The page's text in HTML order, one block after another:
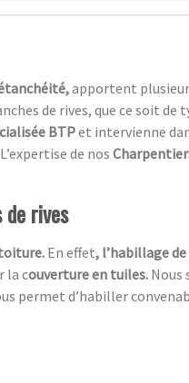
apportent
de rives, que ce soit de
BTPet intervienne
L’expertise de nos
de rives
En effet, l’habillage
la couverture en tuiles. Nous
permet d’habiller